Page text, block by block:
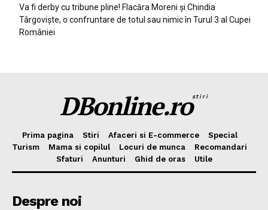
Va fi derby cu tribune pline! Flacăra Moreni și Chindia
Târgoviște, o confruntare de totul sau nimic în Turul 3 al Cupei
României
DBonline.rostiri
Prima pagina Stiri Afaceri si E-commerce
Special
Turism
Mama si copilul Locuri de munca
Recomandari
Sfaturi
Anunturi Ghid de oras Utile
Despre noi